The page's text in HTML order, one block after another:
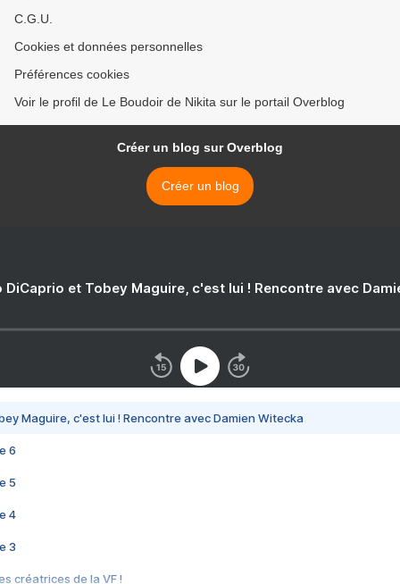
C.G.U.
Cookies et données personnelles
Préférences cookies
Voir le profil de Le Boudoir de Nikita sur le portail Overblog
Créer un blog sur Overblog
Créer un blog
DiCaprio et Tobey Maguire, c'est lui ! Rencontre avec
Maguire, c'est lui ! Rencontre avec Damien Witecka
6
5
4
3
créatrices de la VF !